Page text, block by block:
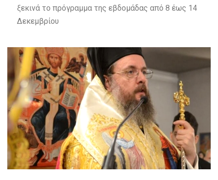
ξεκινά το πρόγραμμα της εβδομάδας από 8 έως 14
Δεκεμβρίου